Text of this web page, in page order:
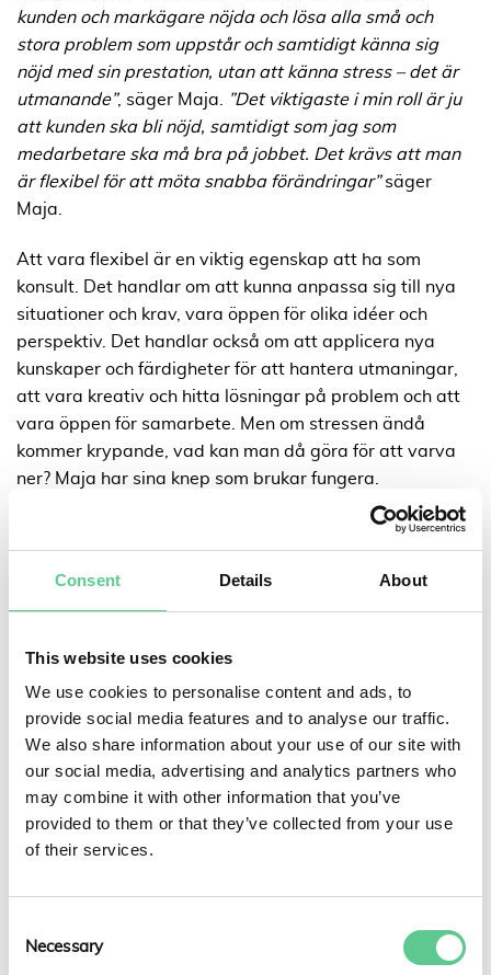
Consent Details About
This website uses cookies
We use cookies to personalise content and ads, to
provide social media features and to analyse our traffic.
We also share information about your use of our site with
our social media, advertising and analytics partners who
may combine it with other information that you’ve
provided to them or that they’ve collected from your use
of their services.
Selection
Necessary
kunden och markägare nöjda och lösa alla små och
stora problem som uppstår och samtidigt känna sig
nöjd med sin prestation, utan att känna stress – det är
utmanande”, säger Maja.
”Det viktigaste i min roll är ju
att kunden ska bli nöjd, samtidigt som jag som
medarbetare ska må bra på jobbet. Det krävs att man
är flexibel för att möta snabba förändringar”säger
Maja.
Att vara flexibel är en viktig egenskap att ha som
konsult. Det handlar om att kunna anpassa sig till nya
situationer och krav, vara öppen för olika idéer och
perspektiv. Det handlar också om att applicera nya
kunskaper och färdigheter för att hantera utmaningar,
att vara kreativ och hitta lösningar på problem och att
vara öppen för samarbete. Men om stressen ändå
kommer krypande, vad kan man då göra för att varva
ner? Maja har sina knep som brukar fungera.
”Jag tar en lunchpromenad med ljudbok eller podd, åker
och simmar eller kelar med min katt – försöker helt
enkelt tänka på något annat ett tag. Det gör att jag ser
saker och ting objektivt och får lite distans.”, säger
minska stressen. Faktum är att forskning visar korta
pauser och regelbundna viloperioder kan förbättra
produktiviteten och kreativiteten. Det finns en del
välkända knep att ta till för att bli mer effektiv på
arbetet och därmed minska stressen.”När jag jobbar
delar jag upp uppgifter i mindre delar för att också
kunna checka av de delar som är avklarade.” säger
Maja. Andra vanliga metoder för att bli mer effektiv på
dessa tekniker? Kolla in